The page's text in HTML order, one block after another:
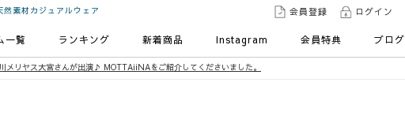
素材カジュアルウェア 会員登録 ログイン
一覧 ランキング 新着商品 Instagram 会員特典 ブログ
メリヤス大宮さんが出演♪ MOTTAiiNAをご紹介してくださいました。